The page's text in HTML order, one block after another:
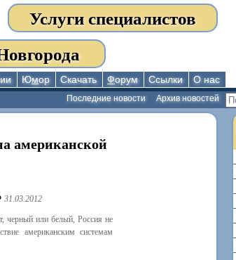
Услуги специалистов
Юмор Скачать Форум Ссылки О нас
Архив новостей
Последние новости
американской
31.03.2012
черный или белый, Россия не
американским системам